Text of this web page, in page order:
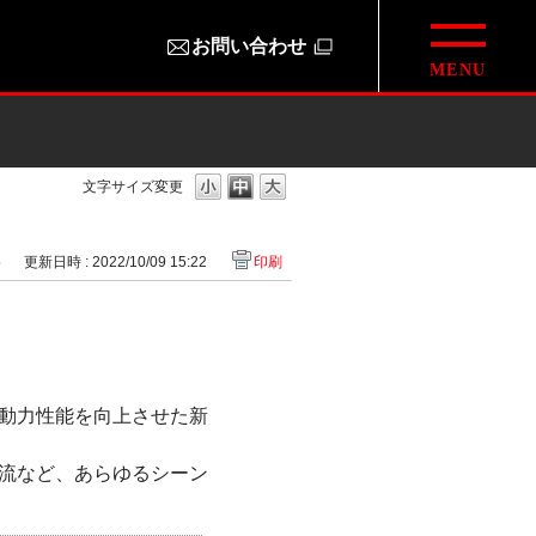
お問い合わせ
文字サイズ変更
更新日時 : 2022/10/09 15:22 印刷
力性能を向上させた新
など、あらゆるシーン